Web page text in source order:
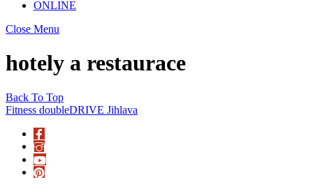
ONLINE
Close Menu
hotely a restaurace
Back To Top
Fitness doubleDRIVE Jihlava